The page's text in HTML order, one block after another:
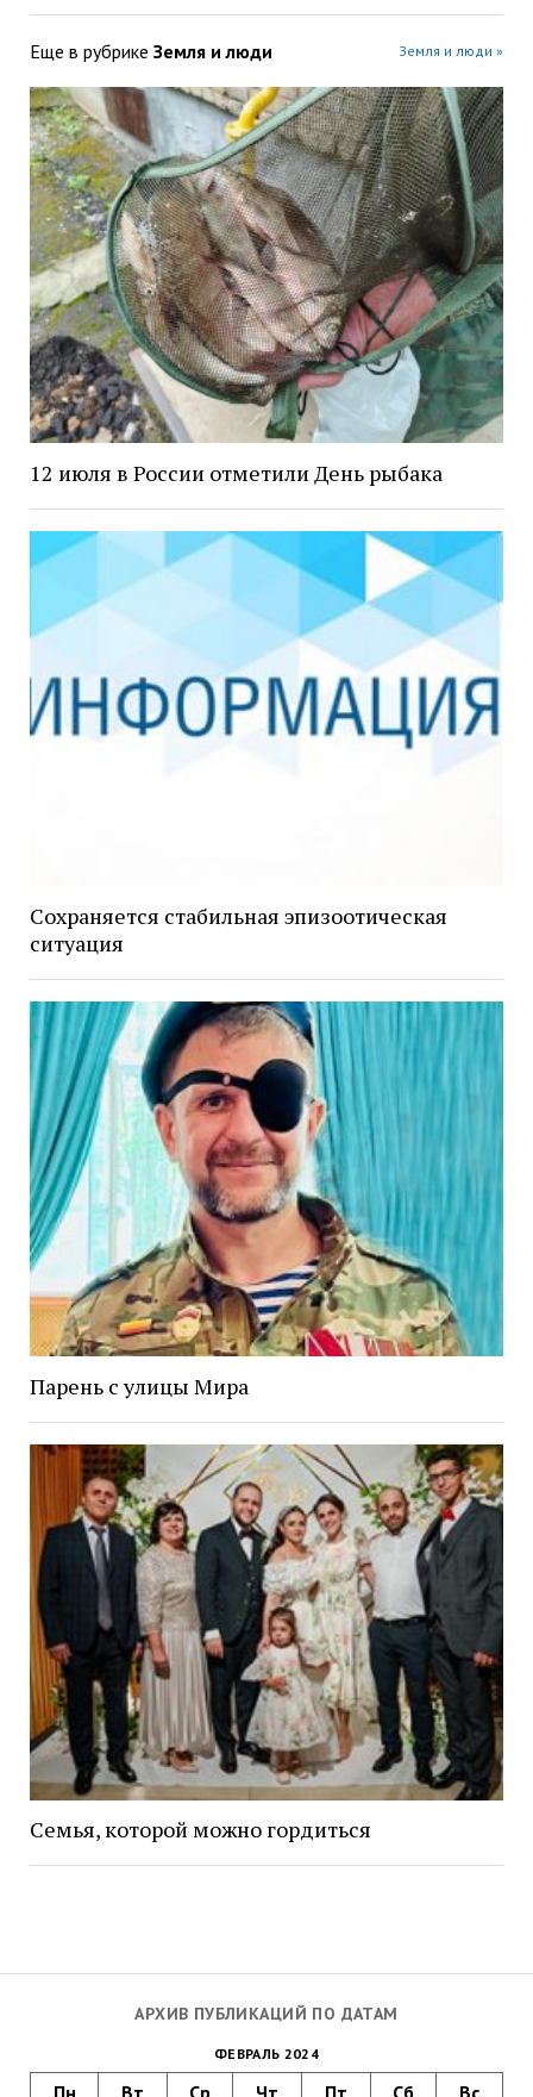
АРХИВ ПУБЛИКАЦИЙ ПО ДАТАМ
ФЕВРАЛЬ 2024
Пн Вт Ср Чт Пт Сб Вс
Еще в рубрике Земля и люди Земля и люди »
12 июля в России отметили День рыбака
Сохраняется стабильная эпизоотическая
ситуация
Парень с улицы Мира
Семья, которой можно гордиться